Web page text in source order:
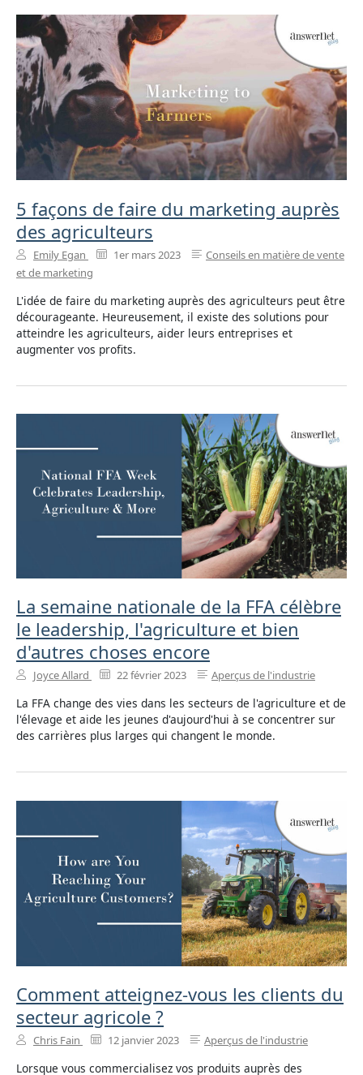
5 façons de faire du marketing auprès
des agriculteurs
Emily Egan 1er mars 2023
Conseils en matière de vente
et de marketing
L'idée de faire du marketing auprès des agriculteurs peut être
décourageante. Heureusement, il existe des solutions pour
atteindre les agriculteurs, aider leurs entreprises et
augmenter vos profits.
La semaine nationale de la FFA célèbre
le leadership, l'agriculture et bien
d'autres choses encore
Joyce Allard 22 février 2023 Aperçus de l'industrie
La FFA change des vies dans les secteurs de l'agriculture et de
l'élevage et aide les jeunes d'aujourd'hui à se concentrer sur
des carrières plus larges qui changent le monde.
Comment atteignez-vous les clients du
secteur agricole ?
Chris Fain 12 janvier 2023 Aperçus de l'industrie
Lorsque vous commercialisez vos produits auprès des